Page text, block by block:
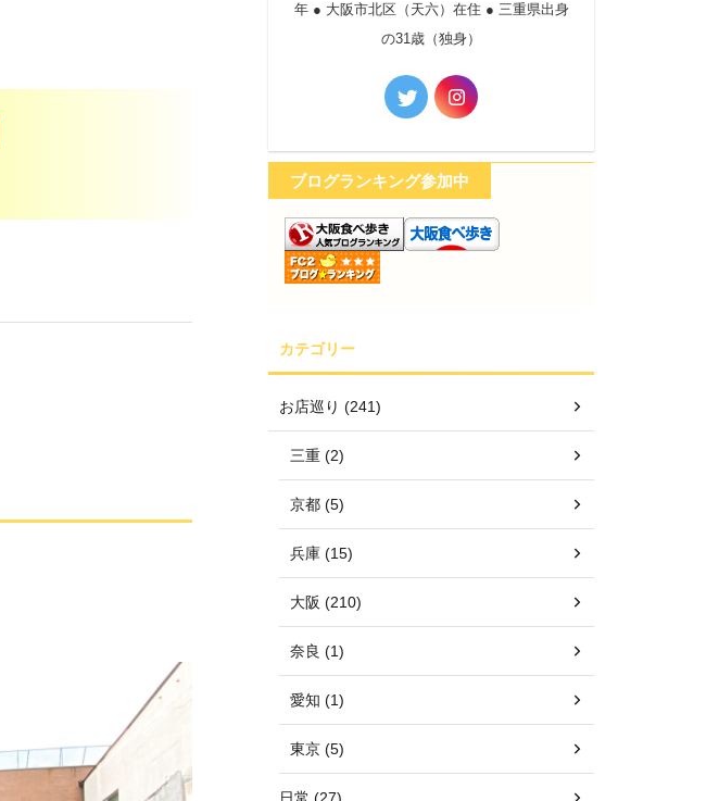
年 ● 大阪市北区（天六）在住 ● 三重県出身
の31歳（独身）
ブログランキング参加中
カテゴリー
お店巡り (241)
三重 (2)
京都 (5)
兵庫 (15)
大阪 (210)
奈良 (1)
愛知 (1)
東京 (5)